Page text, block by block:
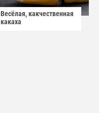
Весёлая, какчественная
какаха